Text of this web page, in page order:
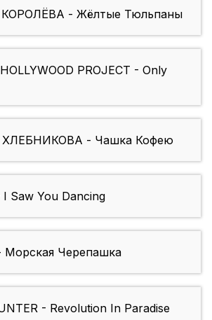
- Жёлтые Тюльпаны
PROJECT - Only
- Чашка Кофею
Saw You Dancing
Черепашка
- Revolution In Paradise